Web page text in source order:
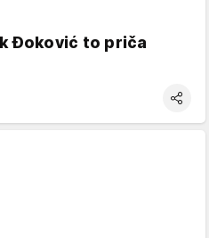
Đoković to priča